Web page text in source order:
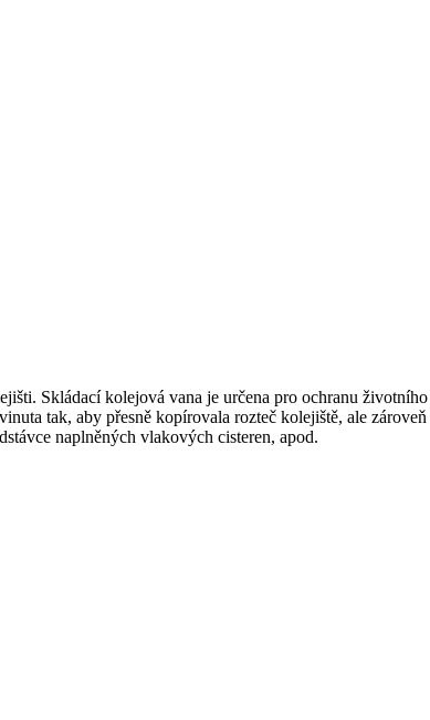
Skládací kolejová vana je určena pro ochranu
tak, aby přesně kopírovala rozteč kolejiště, ale
naplněných vlakových cisteren, apod.